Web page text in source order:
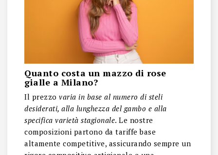
Quanto costa un mazzo di rose
gialle a Milano?
Il prezzo varia in base al numero di steli
desiderati, alla lunghezza del gambo e alla
specifica varietà stagionale. Le nostre
composizioni partono da tariffe base
altamente competitive, assicurando sempre un